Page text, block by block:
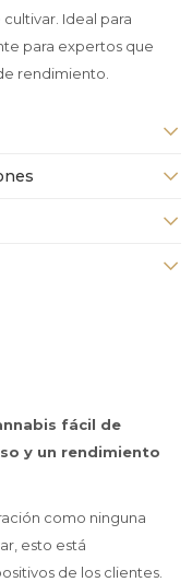
Ideal para
para expertos que
rendimiento.
fácil de
y un rendimiento
como ninguna
esto está
de los clientes.